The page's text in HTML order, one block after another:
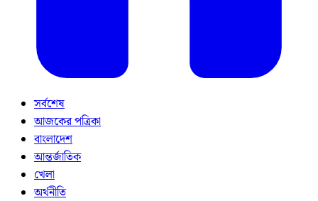
সর্বশেষ
আজকের পত্রিকা
বাংলাদেশ
আন্তর্জাতিক
খেলা
অর্থনীতি